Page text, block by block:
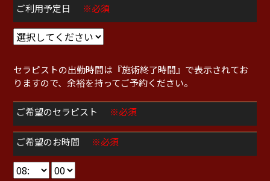
ご利用予定日 ※必須
セラピストの出勤時間は『施術終了時間』で表示されてお
りますので、余裕を持ってご予約ください。
ご希望のセラピスト ※必須
ご希望のお時間 ※必須